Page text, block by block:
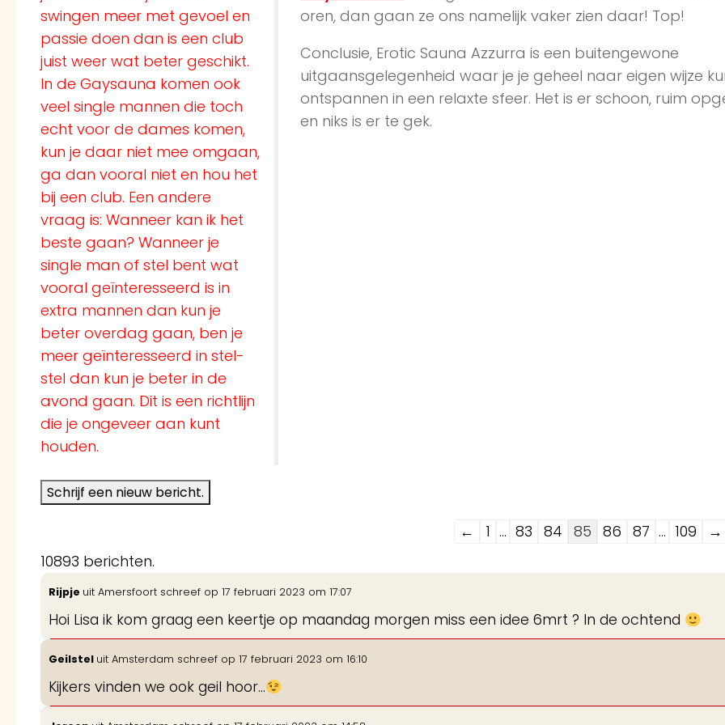
swingen meer met gevoel en
passie doen dan is een club
juist weer wat beter geschikt.
In de Gaysauna komen ook
veel single mannen die toch
echt voor de dames komen,
kun je daar niet mee omgaan,
ga dan vooral niet en hou het
bij een club. Een andere
vraag is: Wanneer kan ik het
beste gaan? Wanneer je
single man of stel bent wat
vooral geïnteresseerd is in
extra mannen dan kun je
beter overdag gaan, ben je
meer geïnteresseerd in stel-
stel dan kun je beter in de
avond gaan. Dit is een richtlijn
die je ongeveer aan kunt
houden.
oren, dan gaan ze ons namelijk vaker zien daar! Top!
Conclusie, Erotic Sauna Azzurra is een buitengewone
uitgaansgelegenheid waar je je geheel naar eigen wijze
ontspannen in een relaxte sfeer. Het is er schoon, ruim
en niks is er te gek.
Navigatie
de
lijst
← 1 ... 83 84 85 86 87 ... 109 →
10893 berichten.
Rijpje uit Amersfoort schreef op 17 februari 2023 om 17:07
Hoi Lisa ik kom graag een keertje op maandag morgen miss een idee 6mrt ? In de ochtend
Geilstel uit Amsterdam schreef op 17 februari 2023 om 16:10
Kijkers vinden we ook geil hoor…